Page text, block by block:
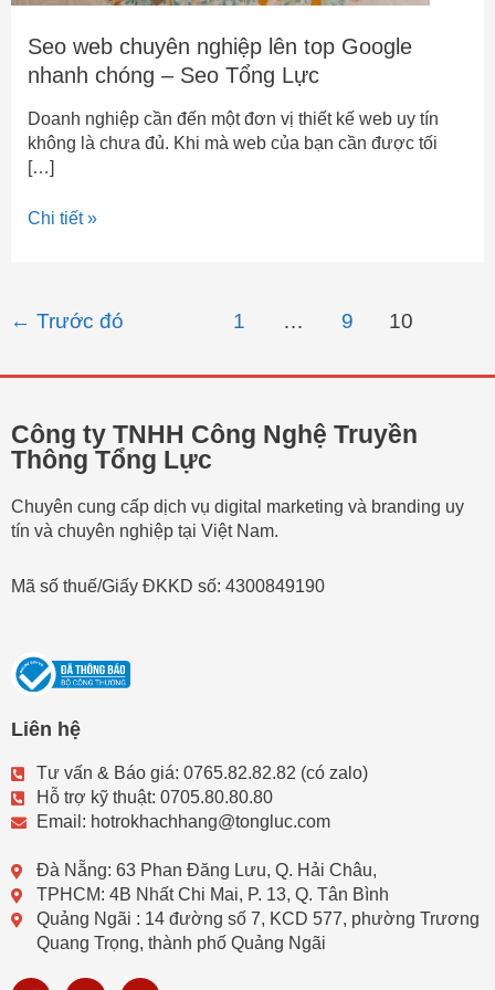
Seo web chuyên nghiệp lên top Google
nhanh chóng – Seo Tổng Lực
Doanh nghiệp cần đến một đơn vị thiết kế web uy tín
không là chưa đủ. Khi mà web của bạn cần được tối
[…]
Chi tiết »
← Trước đó 1 … 9 10
Công ty TNHH Công Nghệ Truyền
Thông Tổng Lực
Chuyên cung cấp dịch vụ digital marketing và branding uy
tín và chuyên nghiệp tại Việt Nam.
Mã số thuế/Giấy ĐKKD số: 4300849190
Liên hệ
Tư vấn & Báo giá: 0765.82.82.82 (có zalo)
Hỗ trợ kỹ thuật: 0705.80.80.80
Email: hotrokhachhang@tongluc.com
Đà Nẵng: 63 Phan Đăng Lưu, Q. Hải Châu,
TPHCM: 4B Nhất Chi Mai, P. 13, Q. Tân Bình
Quảng Ngãi : 14 đường số 7, KCD 577, phường Trương
Quang Trọng, thành phố Quảng Ngãi
F Y V